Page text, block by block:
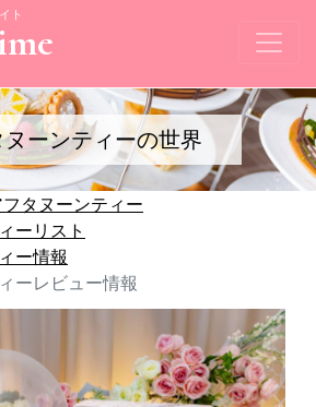
ト
ーンティーの世界
フタヌーンティー
ーリスト
ー情報
ーレビュー情報